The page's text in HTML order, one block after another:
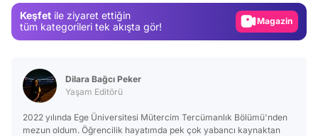
Keşfet ile ziyaret ettiğin
tüm kategorileri tek akışta gör!
Video
Dilara Bağcı Peker
Yaşam Editörü
2022 yılında Ege Üniversitesi Mütercim Tercümanlık Bölümü'nden
mezun oldum. Öğrencilik hayatımda pek çok yabancı kaynaktan